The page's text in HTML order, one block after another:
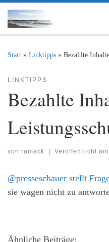
Zum Inhalt springen
Start » Linktipps » Bezahlte
LINKTIPPS
Bezahlte
von ramack | Veröffentlicht am
@presseschauer stellt
sie wagen nicht zu
Ähnliche Beiträge: